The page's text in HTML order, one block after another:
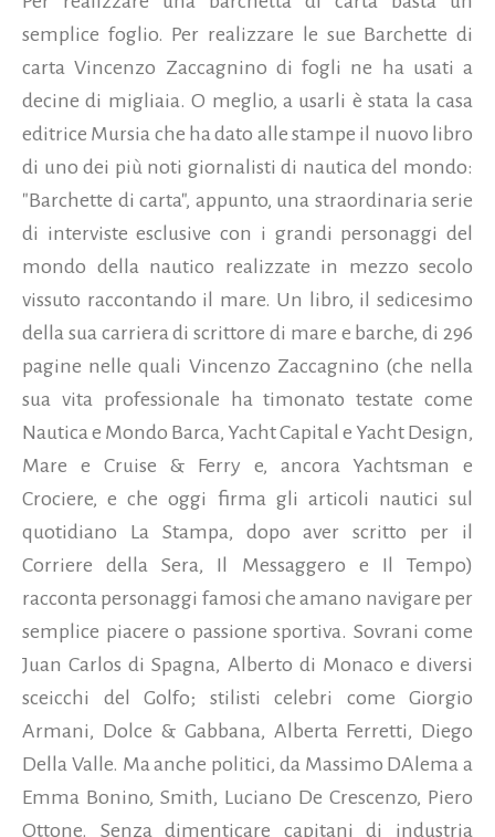
semplice foglio. Per realizzare le sue Barchette di
carta Vincenzo Zaccagnino di fogli ne ha usati a
decine di migliaia. O meglio, a usarli è stata la casa
editrice Mursia che ha dato alle stampe il nuovo libro
di uno dei più noti giornalisti di nautica del mondo:
"Barchette di carta", appunto, una straordinaria serie
di interviste esclusive con i grandi personaggi del
mondo della nautico realizzate in mezzo secolo
vissuto raccontando il mare. Un libro, il sedicesimo
della sua carriera di scrittore di mare e barche, di 296
pagine nelle quali Vincenzo Zaccagnino (che nella
sua vita professionale ha timonato testate come
Nautica e Mondo Barca, Yacht Capital e Yacht Design,
Mare e Cruise & Ferry e, ancora Yachtsman e
Crociere, e che oggi firma gli articoli nautici sul
quotidiano La Stampa, dopo aver scritto per il
Corriere della Sera, Il Messaggero e Il Tempo)
racconta personaggi famosi che amano navigare per
semplice piacere o passione sportiva. Sovrani come
Juan Carlos di Spagna, Alberto di Monaco e diversi
sceicchi del Golfo; stilisti celebri come Giorgio
Armani, Dolce & Gabbana, Alberta Ferretti, Diego
Della Valle. Ma anche politici, da Massimo DAlema a
Emma Bonino, Smith, Luciano De Crescenzo, Piero
Ottone. Senza dimenticare capitani di industria